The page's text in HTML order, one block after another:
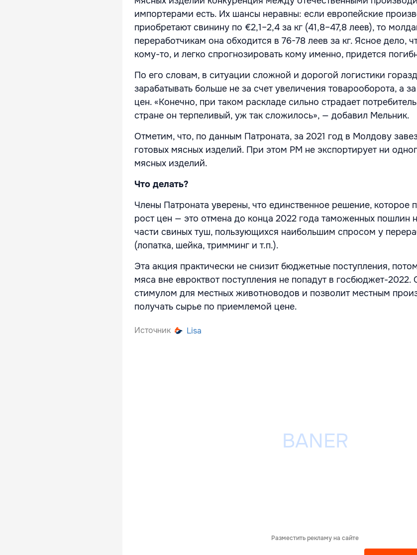
импортерами есть. Их шансы неравны: если европейские
приобретают свинину по €2,1–2,4 за кг (41,8–47,8 леев), то
переработчикам она обходится в 76-78 леев за кг. Ясное дело,
кому-то, и легко спрогнозировать кому именно, придется
По его словам, в ситуации сложной и дорогой логистики
зарабатывать больше не за счет увеличения товарооборота, а
цен. «Конечно, при таком раскладе сильно страдает
стране он терпеливый, уж так сложилось», — добавил Мельник.
Отметим, что, по данным Патроната, за 2021 год в Молдову
готовых мясных изделий. При этом РМ не экспортирует ни
мясных изделий.
Что делать?
Члены Патроната уверены, что единственное решение, которое
рост цен — это отмена до конца 2022 года таможенных пошлин
части свиных туш, пользующихся наибольшим спросом у
(лопатка, шейка, тримминг и т.п.).
Эта акция практически не снизит бюджетные поступления,
мяса вне евроктвот поступления не попадут в госбюджет-2022.
стимулом для местных животноводов и позволит местным
получать сырье по приемлемой цене.
Источник Lisa
Разместить рекламу на сайте